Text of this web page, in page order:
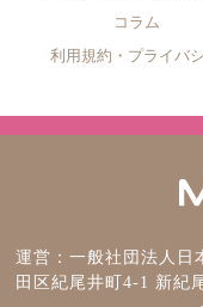
コラム
利用規約 ・ プライバ
運営：一般社団法人日
田区紀尾井町4-1 新紀